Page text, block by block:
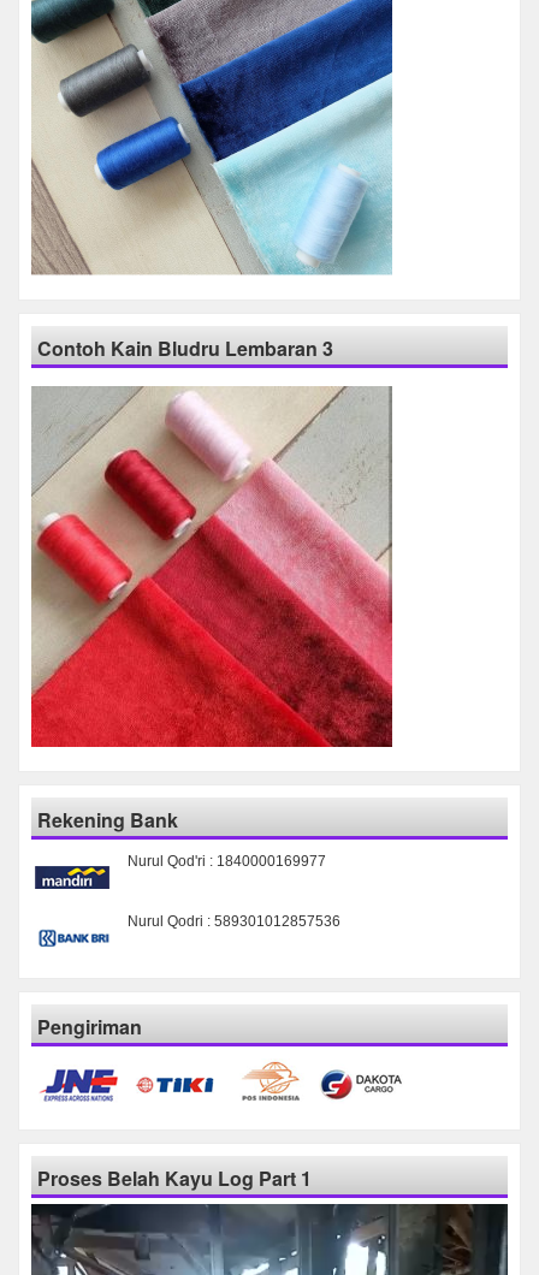
Contoh Kain Bludru Lembaran 3
Rekening Bank
Nurul Qod'ri : 1840000169977
Nurul Qodri : 589301012857536
Pengiriman
Proses Belah Kayu Log Part 1
Pemutar
Video